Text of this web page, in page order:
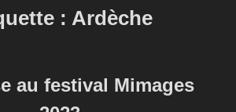
: Ardèche
au festival Mimages